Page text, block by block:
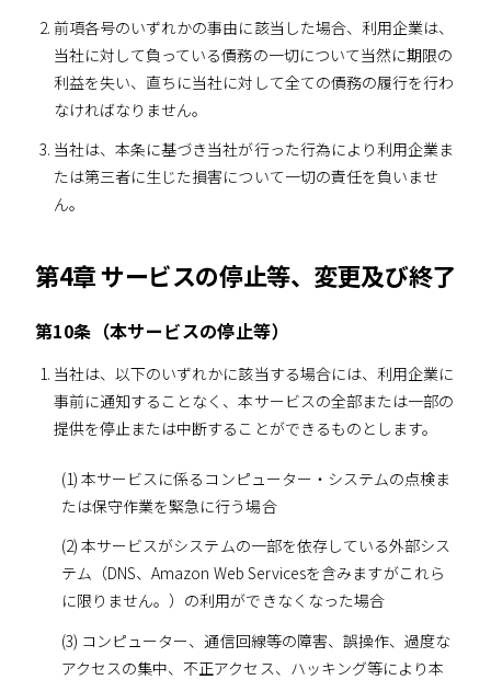
前項各号のいずれかの事由に該当した場合、利用企業は、
当社に対して負っている債務の一切について当然に期限の
利益を失い、直ちに当社に対して全ての債務の履行を行わ
なければなりません。
当社は、本条に基づき当社が行った行為により利用企業ま
たは第三者に生じた損害について一切の責任を負いませ
ん。
第4章 サービスの停止等、変更及び終了
第10条（本サービスの停止等）
当社は、以下のいずれかに該当する場合には、利用企業に
事前に通知することなく、本サービスの全部または一部の
提供を停止または中断することができるものとします。
(1) 本サービスに係るコンピューター・システムの点検ま
たは保守作業を緊急に行う場合
(2) 本サービスがシステムの一部を依存している外部シス
テム（DNS、Amazon Web Servicesを含みますがこれら
に限りません。）の利用ができなくなった場合
(3) コンピューター、通信回線等の障害、誤操作、過度な
アクセスの集中、不正アクセス、ハッキング等により本